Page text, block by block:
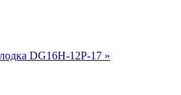
DG16H-12P-17 »